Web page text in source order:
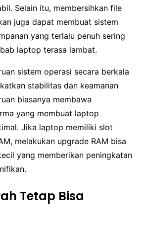
Selain itu, membersihkan file
juga dapat membuat sistem
yang terlalu penuh sering
laptop terasa lambat.
sistem operasi secara berkala
stabilitas dan keamanan
biasanya membawa
yang membuat laptop
Jika laptop memiliki slot
melakukan upgrade RAM bisa
yang memberikan peningkatan
Tetap Bisa